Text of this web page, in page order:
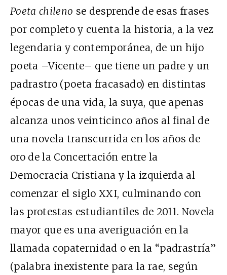
Poeta chileno se desprende de esas frases
por completo y cuenta la historia, a la vez
legendaria y contemporánea, de un hijo
poeta –Vicente– que tiene un padre y un
padrastro (poeta fracasado) en distintas
épocas de una vida, la suya, que apenas
alcanza unos veinticinco años al final de
una novela transcurrida en los años de
oro de la Concertación entre la
Democracia Cristiana y la izquierda al
comenzar el siglo XXI, culminando con
las protestas estudiantiles de 2011. Novela
mayor que es una averiguación en la
llamada copaternidad o en la “padrastría”
(palabra inexistente para la rae, según